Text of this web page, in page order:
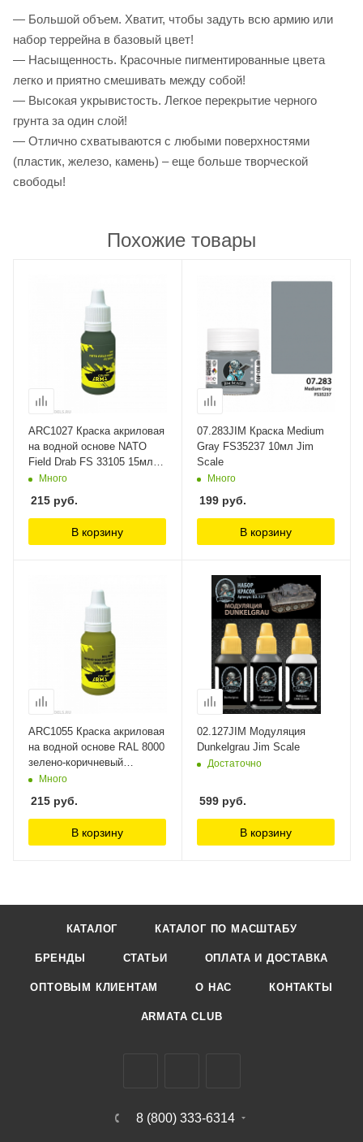
— Большой объем. Хватит, чтобы задуть всю армию или
набор террейна в базовый цвет!
— Насыщенность. Красочные пигментированные цвета
легко и приятно смешивать между собой!
— Высокая укрывистость. Легкое перекрытие черного
грунта за один слой!
— Отлично схватываются с любыми поверхностями
(пластик, железо, камень) – еще больше творческой
свободы!
Похожие товары
ARC1027 Краска акриловая
на водной основе NATO
Field Drab FS 33105 15мл
Arma Colors
Много
215 руб.
В корзину
07.283JIM Краска Medium
Gray FS35237 10мл Jim
Scale
Много
199 руб.
В корзину
ARC1055 Краска акриловая
на водной основе RAL 8000
зелено-коричневый
(афр.корп.) 15мл Arma
Много
215 руб.
В корзину
02.127JIM Модуляция
Dunkelgrau Jim Scale
Достаточно
599 руб.
В корзину
КАТАЛОГ КАТАЛОГ ПО МАСШТАБУ
БРЕНДЫ СТАТЬИ ОПЛАТА И ДОСТАВКА
ОПТОВЫМ КЛИЕНТАМ О НАС КОНТАКТЫ
ARMATA CLUB
8 (800) 333-6314